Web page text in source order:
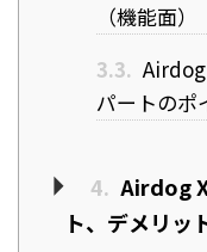
（機能面）
3.3.
パートのポ
4. Airdog
ト、デメリッ